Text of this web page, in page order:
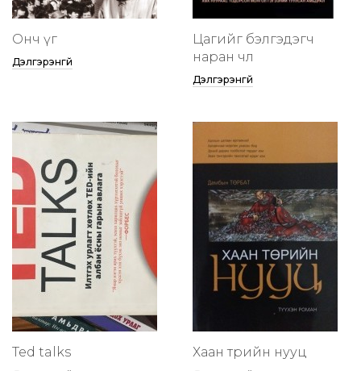
Онч үг
Дэлгэрэнгүй
Цагийг бэлгэдэгч
наран чөлөө
Дэлгэрэнгүй
Ted talks Хаан төрийн нууц